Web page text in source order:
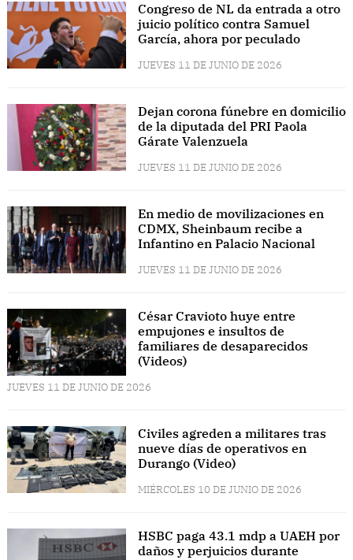
Congreso de NL da entrada a otro
juicio político contra Samuel
García, ahora por peculado
JUEVES 11 DE JUNIO DE 2026
Dejan corona fúnebre en domicilio
de la diputada del PRI Paola
Gárate Valenzuela
JUEVES 11 DE JUNIO DE 2026
En medio de movilizaciones en
CDMX, Sheinbaum recibe a
Infantino en Palacio Nacional
JUEVES 11 DE JUNIO DE 2026
César Cravioto huye entre
empujones e insultos de
familiares de desaparecidos
(Videos)
JUEVES 11 DE JUNIO DE 2026
Civiles agreden a militares tras
nueve días de operativos en
Durango (Video)
MIÉRCOLES 10 DE JUNIO DE 2026
HSBC paga 43.1 mdp a UAEH por
daños y perjuicios durante